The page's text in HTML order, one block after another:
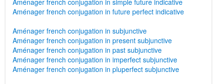
Aménager french conjugation in simple future indicative
Aménager french conjugation in future perfect indicative
Aménager french conjugation in subjunctive
Aménager french conjugation in present subjunctive
Aménager french conjugation in past subjunctive
Aménager french conjugation in imperfect subjunctive
Aménager french conjugation in pluperfect subjunctive